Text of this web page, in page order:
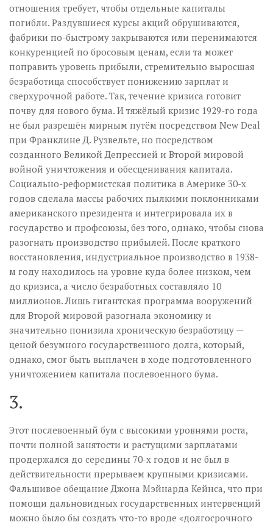
отношения требует, чтобы отдельные капиталы
погибли. Раздувшиеся курсы акций обрушиваются,
фабрики по-быстрому закрываются или перенимаются
конкуренцией по бросовым ценам, если та может
поправить уровень прибыли, стремительно выросшая
безработица способствует понижению зарплат и
сверхурочной работе. Так, течение кризиса готовит
почву для нового бума. И тяжёлый кризис 1929-го года
не был разрешён мирным путём посредством New Deal
при Франклине Д. Рузвельте, но посредством
созданного Великой Депрессией и Второй мировой
войной уничтожения и обесценивания капитала.
Социально-реформистская политика в Америке 30-х
годов сделала массы рабочих пылкими поклонниками
американского президента и интегрировала их в
государство и профсоюзы, без того, однако, чтобы снова
разогнать производство прибылей. После краткого
восстановления, индустриальное производство в 1938-
м году находилось на уровне куда более низком, чем
до кризиса, а число безработных составляло 10
миллионов. Лишь гигантская программа вооружений
для Второй мировой разогнала экономику и
значительно понизила хроническую безработицу —
ценой безумного государственного долга, который,
однако, смог быть выплачен в ходе подготовленного
уничтожением капитала послевоенного бума.
3.
Этот послевоенный бум с высокими уровнями роста,
почти полной занятости и растущими зарплатами
продержался до середины 70-х годов и не был в
действительности прерываем крупными кризисами.
Фальшивое обещание Джона Мэйнарда Кейнса, что при
помощи дальновидных государственных интервенций
можно было бы создать что-то вроде «долгосрочного